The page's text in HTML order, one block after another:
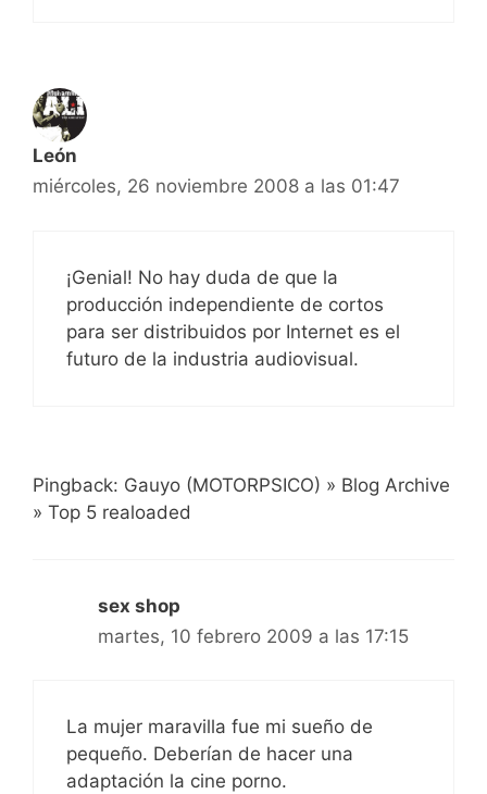
León
miércoles, 26 noviembre 2008 a las 01:47
¡Genial! No hay duda de que la
producción independiente de cortos
para ser distribuidos por Internet es el
futuro de la industria audiovisual.
Pingback: Gauyo (MOTORPSICO) » Blog Archive
» Top 5 realoaded
sex shop
martes, 10 febrero 2009 a las 17:15
La mujer maravilla fue mi sueño de
pequeño. Deberían de hacer una
adaptación la cine porno.